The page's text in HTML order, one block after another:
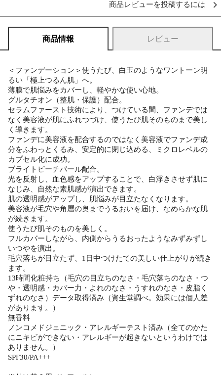
商品レビューを投稿するには
商品情報 レビュー
＜ファンデーション＞使うたび、白玉のようなワントーン明
るい「極上つるん肌」へ。
薄膜で肌悩みをカバーし、軽やかな使い心地。
グルタチオン（整肌・保護）配合。
セラムファースト技術により、つけている間、ファンデでは
なく美容液が肌にふれつづけ、使うたび肌そのものまで美し
く導きます。
ファンデに美容液を配合するのではなく美容液でファンデ成
分をふわっとくるみ、安定的に閉じ込める、ミクロレベルの
カプセル化に成功。
ブライトピーチパール配合。
光を反射し、血色感をアップすることで、白浮きさせず肌に
なじみ、自然な素肌感が演出できます。
肌の透明感がアップし、肌悩みが目立たなくなります。
美容液が毛穴や角層の奥までうるおいを届け、なめらかな肌
が続きます。
使うたび肌そのものを美しく。
フルカバーしながら、内側からうるおったようなみずみずし
いつやを演出。
毛穴落ちが目立たず、1日中つけたての美しい仕上がりが続き
ます。
13時間化粧持ち（毛穴の目立ちのなさ・毛穴落ちのなさ・つ
や・透明感・カバー力・よれのなさ・うすれのなさ・皮脂く
ずれのなさ）データ取得済み（資生堂調べ。効果には個人差
があります。）
無香料
ノンコメドジェニック・アレルギーテスト済み（全てのかた
にニキビができない・アレルギーが起きないというわけでは
ありません。）
SPF30/PA+++